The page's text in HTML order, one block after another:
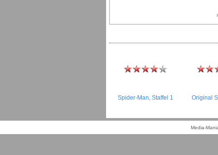
Spider-Man, Staffel 1 Original
Media-